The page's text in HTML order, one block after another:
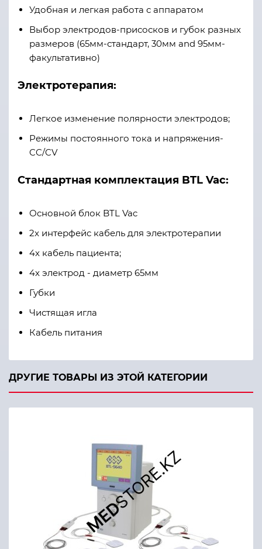
Удобная и легкая работа с аппаратом
Выбор электродов-присосков и губок разных
размеров (65мм-стандарт, 30мм and 95мм-
факультативно)
Электротерапия:
Легкое изменение полярности электродов;
Режимы постоянного тока и напряжения-
CC/CV
Стандартная комплектация BTL Vac:
Основной блок BTL Vac
2x интерфейс кабель для электротерапии
4x кабель пациента;
4x электрод - диаметр 65мм
Губки
Чистящая игла
Кабель питания
ДРУГИЕ ТОВАРЫ ИЗ ЭТОЙ КАТЕГОРИИ